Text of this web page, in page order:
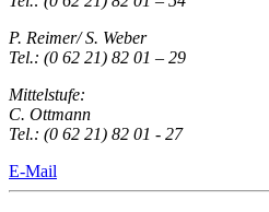
P. Reimer/ S. Weber
Tel.: (0 62 21) 82 01 – 29
Mittelstufe:
C. Ottmann
Tel.: (0 62 21) 82 01 - 27
E-Mail